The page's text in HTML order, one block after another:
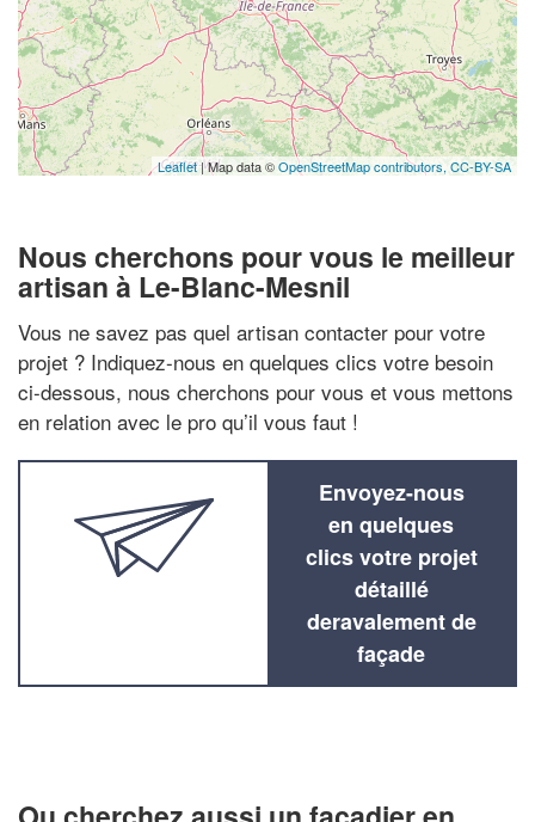
Leaflet| Map data ©OpenStreetMap contributors, CC-BY-SA
Nous cherchons pour vous le meilleur
artisan à Le-Blanc-Mesnil
Vous ne savez pas quel artisan contacter pour votre
projet ? Indiquez-nous en quelques clics votre besoin
ci-dessous, nous cherchons pour vous et vous mettons
en relation avec le pro qu’il vous faut !
Envoyez-nous
en quelques
clics votre projet
détaillé
deravalement de
façade